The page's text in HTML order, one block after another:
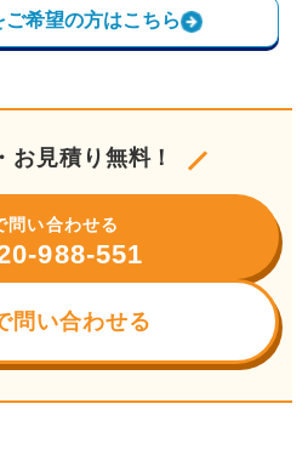
希望の方はこちら
お見積り無料！
問い合わせる
988-551
問い合わせる